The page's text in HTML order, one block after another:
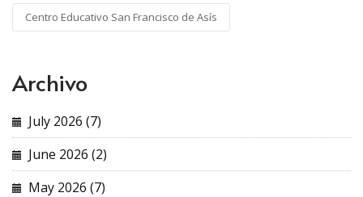
Centro Educativo San Francisco de Asís
Archivo
July 2026 (7)
June 2026 (2)
May 2026 (7)